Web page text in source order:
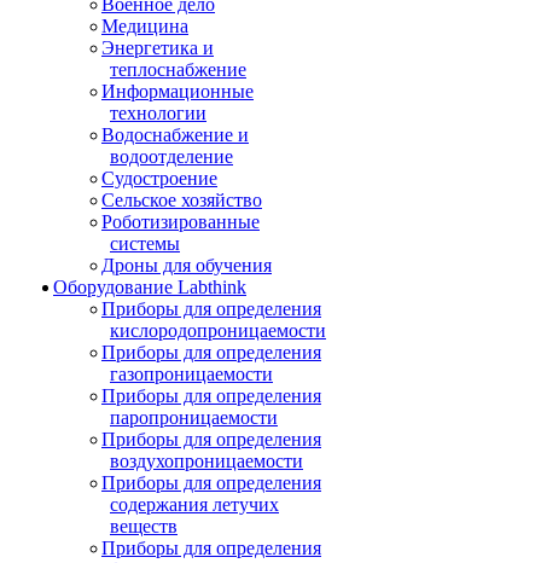
Военное дело
Медицина
Энергетика и
теплоснабжение
Информационные
технологии
Водоснабжение и
водоотделение
Судостроение
Сельское хозяйство
Роботизированные
системы
Дроны для обучения
Оборудование Labthink
Приборы для определения
кислородопроницаемости
Приборы для определения
газопроницаемости
Приборы для определения
паропроницаемости
Приборы для определения
воздухопроницаемости
Приборы для определения
содержания летучих
веществ
Приборы для определения